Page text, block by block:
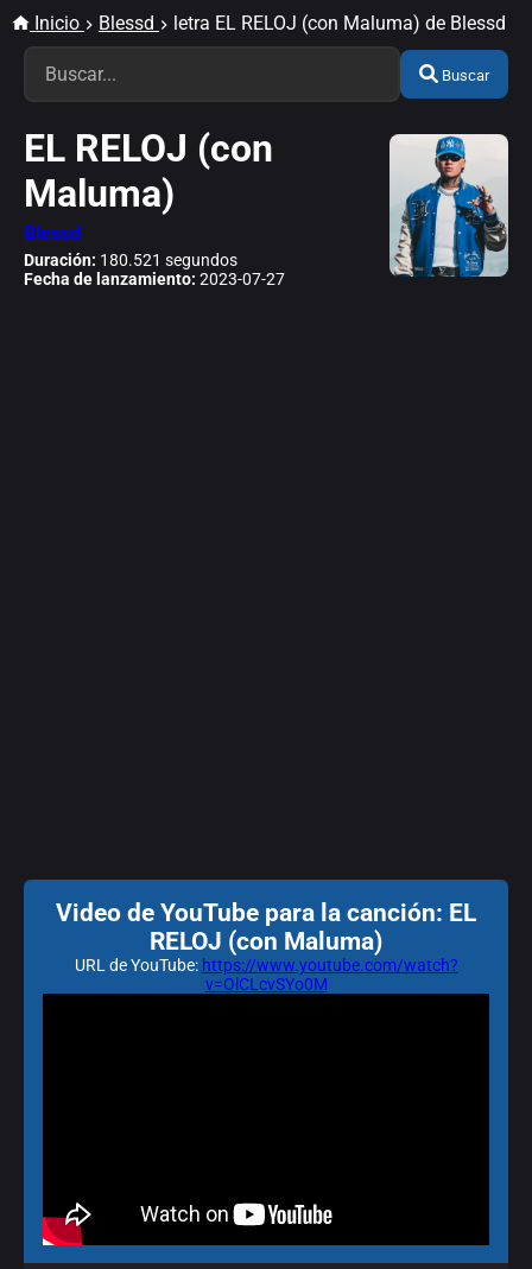
Inicio Blessd letra EL RELOJ (con Maluma) de Blessd
Buscar
EL RELOJ (con
Maluma)
Blessd
Duración: 180.521 segundos
Fecha de lanzamiento: 2023-07-27
Video de YouTube para la canción: EL
RELOJ (con Maluma)
URL de YouTube: https://www.youtube.com/watch?
v=OlCLcvSYo0M